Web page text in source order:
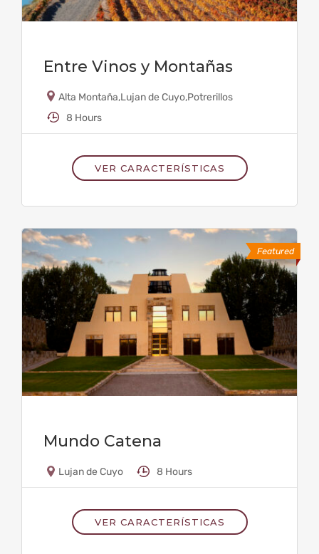
Entre Vinos y Montañas
Alta Montaña,Lujan de Cuyo,Potrerillos
8 Hours
VER CARACTERÍSTICAS
Featured
Mundo Catena
Lujan de Cuyo 8 Hours
VER CARACTERÍSTICAS